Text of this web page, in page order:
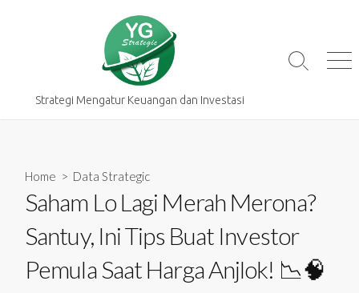
Strategi Mengatur Keuangan dan Investasi
Search
Home > Data Strategic
Saham Lo Lagi Merah Merona?
Santuy, Ini Tips Buat Investor
Pemula Saat Harga Anjlok! 📉🧠